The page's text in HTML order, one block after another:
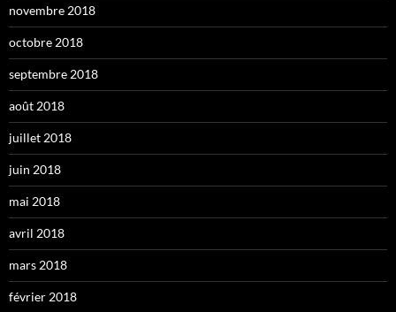
novembre 2018
octobre 2018
septembre 2018
août 2018
juillet 2018
juin 2018
mai 2018
avril 2018
mars 2018
février 2018